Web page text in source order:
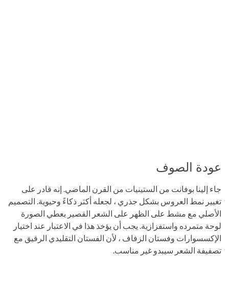
عودة الصوف
جاء إلينا بوفانت من الستينيات من القرن الماضي. إنه قادر على
تغيير نمط العروس بشكل جذري ، لجعله أكثر ذكاءً وحيوية. التصميم
الأصلي مع مشط على الظهر على الشعر القصير يعطي الصورة
لوحة متمرده واستفزازية. يجب أن يؤخذ هذا في الاعتبار عند اختيار
الإكسسوارات وفستان الزفاف ، لأن الفستان التقليدي الرقيق مع
تصفيفة الشعر سيبدو غير مناسب.